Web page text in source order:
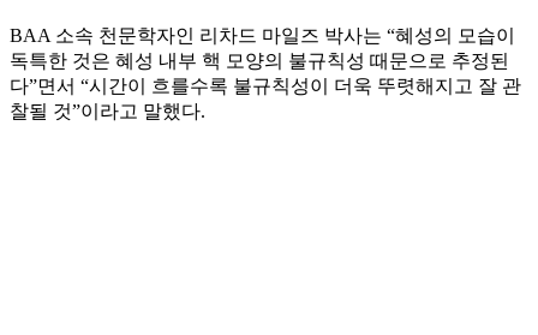
BAA 소속 천문학자인 리차드 마일즈 박사는 “혜성의 모습이
독특한 것은 혜성 내부 핵 모양의 불규칙성 때문으로 추정된
다”면서 “시간이 흐를수록 불규칙성이 더욱 뚜렷해지고 잘 관
찰될 것”이라고 말했다.